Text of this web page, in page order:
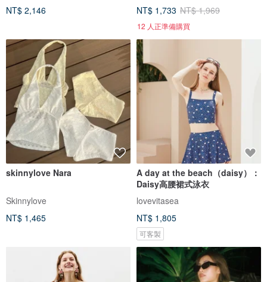
NT$ 2,146
NT$ 1,733 NT$ 1,969
12 人正準備購買
skinnylove Nara
Skinnylove
NT$ 1,465
A day at the beach（daisy）：
Daisy高腰裙式泳衣
lovevitasea
NT$ 1,805
可客製